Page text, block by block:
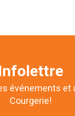
événements et
Courgerie!